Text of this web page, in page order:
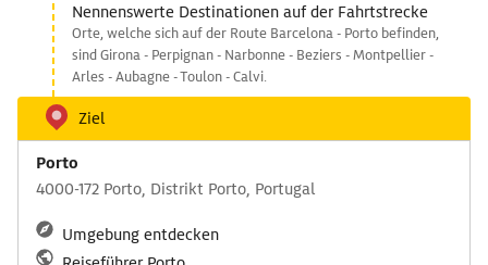
Nennenswerte Destinationen auf der Fahrtstrecke
Orte, welche sich auf der Route Barcelona - Porto befinden,
sind Girona - Perpignan - Narbonne - Beziers - Montpellier -
Arles - Aubagne - Toulon - Calvi.
Ziel
Porto
4000-172 Porto, Distrikt Porto, Portugal
Umgebung entdecken